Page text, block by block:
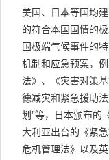
美国、日本等国均
的符合本国国情的
国极端气候事件的
机制和应急预案，
法》、《灾害对策
德减灾和紧急援助
划”等，日本颁布的
大利亚出台的《紧
危机管理法》以及